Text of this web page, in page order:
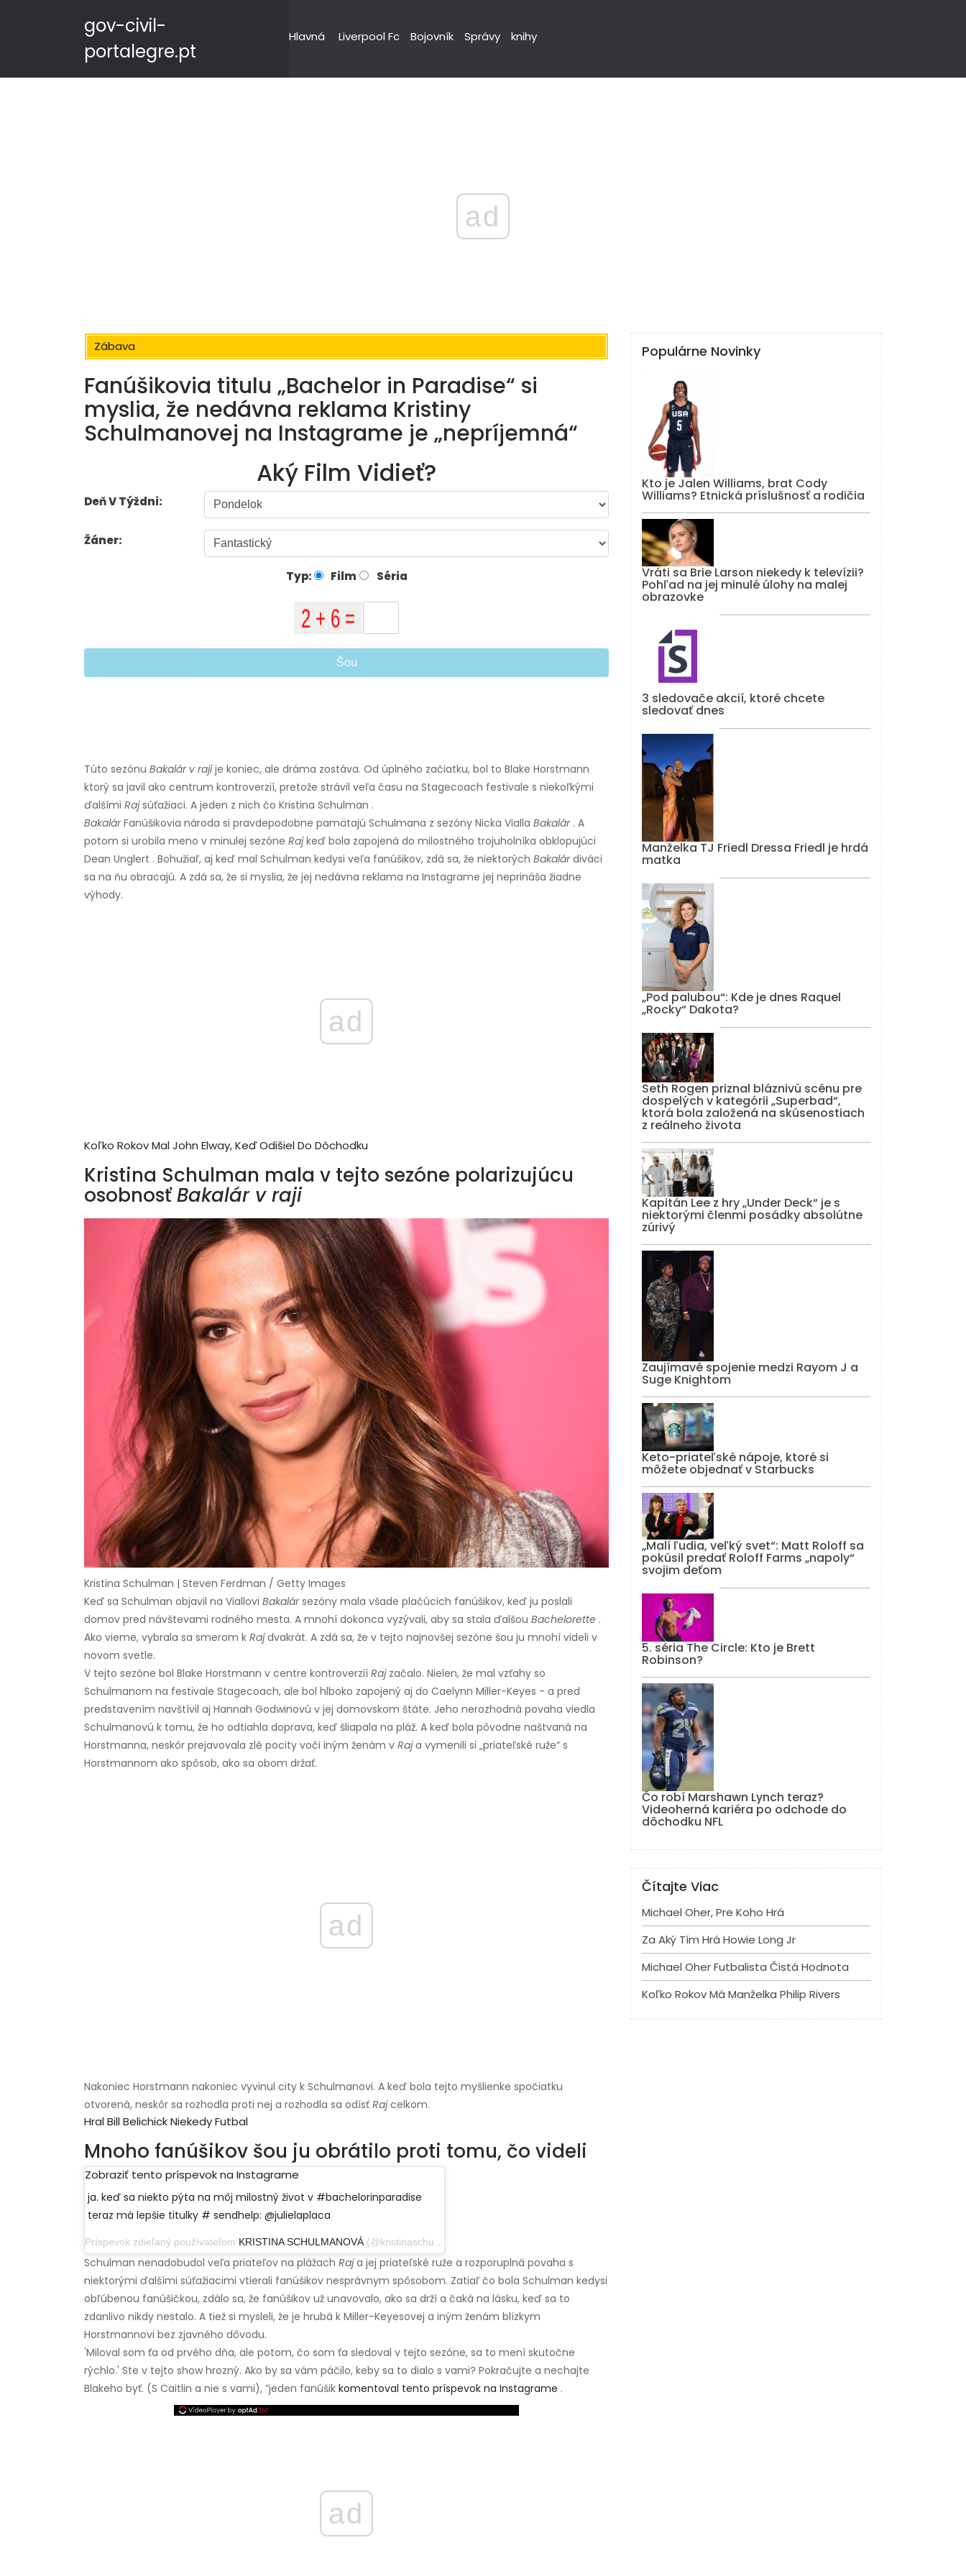
gov-civil-
portalegre.pt
Hlavná Liverpool Fc Bojovník Správy knihy
ad
Zábava
Fanúšikovia titulu „Bachelor in Paradise“ si
myslia, že nedávna reklama Kristiny
Schulmanovej na Instagrame je „nepríjemná“
Aký Film Vidieť?
Deň V Týždni:
Žáner:
Typ: Film Séria
Šou
Túto sezónu Bakalár v rajije koniec, ale dráma zostáva. Od úplného začiatku, bol to Blake Horstmann
ktorý sa javil ako centrum kontroverzií, pretože strávil veľa času na Stagecoach festivale s niekoľkými
ďalšími Rajsúťažiaci. A jeden z nich čo Kristina Schulman .
BakalárFanúšikovia národa si pravdepodobne pamätajú Schulmana z sezóny Nicka Vialla Bakalár. A
potom si urobila meno v minulej sezóne Rajkeď bola zapojená do milostného trojuholníka obklopujúci
Dean Unglert . Bohužiaľ, aj keď mal Schulman kedysi veľa fanúšikov, zdá sa, že niektorých Bakalárdiváci
sa na ňu obracajú. A zdá sa, že si myslia, že jej nedávna reklama na Instagrame jej neprináša žiadne
výhody.
ad
Koľko Rokov Mal John Elway, Keď Odišiel Do Dôchodku
Kristina Schulman mala v tejto sezóne polarizujúcu
osobnosťBakalár v raji
Kristina Schulman | Steven Ferdman / Getty Images
Keď sa Schulman objavil na Viallovi Bakalársezóny mala všade plačúcich fanúšikov, keď ju poslali
domov pred návštevami rodného mesta. A mnohí dokonca vyzývali, aby sa stala ďalšou Bachelorette .
Ako vieme, vybrala sa smerom k Rajdvakrát. A zdá sa, že v tejto najnovšej sezóne šou ju mnohí videli v
novom svetle.
V tejto sezóne bol Blake Horstmann v centre kontroverzií Rajzačalo. Nielen, že mal vzťahy so
Schulmanom na festivale Stagecoach, ale bol hlboko zapojený aj do Caelynn Miller-Keyes - a pred
predstavením navštívil aj Hannah Godwinovú v jej domovskom štáte. Jeho nerozhodná povaha viedla
Schulmanovú k tomu, že ho odtiahla doprava, keď šliapala na pláž. A keď bola pôvodne naštvaná na
Horstmanna, neskôr prejavovala zlé pocity voči iným ženám v Raja vymenili si „priateľské ruže“ s
Horstmannom ako spôsob, ako sa obom držať.
ad
Nakoniec Horstmann nakoniec vyvinul city k Schulmanovi. A keď bola tejto myšlienke spočiatku
otvorená, neskôr sa rozhodla proti nej a rozhodla sa odísť Rajcelkom.
Hral Bill Belichick Niekedy Futbal
Mnoho fanúšikov šou ju obrátilo proti tomu, čo videli
Zobraziť tento príspevok na Instagrame
ja. keď sa niekto pýta na môj milostný život v #bachelorinparadise ⁣⁣ ⁣⁣
teraz má lepšie titulky # sendhelp⁣: @julielaplaca
Príspevok zdieľaný používateľom KRISTINA SCHULMANOVÁ(@kristinaschulman) 19. augusta 2019 o 16:26 PDT
Schulman nenadobudol veľa priateľov na plážach Raja jej priateľské ruže a rozporuplná povaha s
niektorými ďalšími súťažiacimi vtierali fanúšikov nesprávnym spôsobom. Zatiaľ čo bola Schulman kedysi
obľúbenou fanúšičkou, zdálo sa, že fanúšikov už unavovalo, ako sa drží a čaká na lásku, keď sa to
zdanlivo nikdy nestalo. A tiež si mysleli, že je hrubá k Miller-Keyesovej a iným ženám blízkym
Horstmannovi bez zjavného dôvodu.
'Miloval som ťa od prvého dňa, ale potom, čo som ťa sledoval v tejto sezóne, sa to mení skutočne
rýchlo.' Ste v tejto show hrozný. Ako by sa vám páčilo, keby sa to dialo s vami? Pokračujte a nechajte
Blakeho byť. (S Caitlin a nie s vami), ”jeden fanúšik komentoval tento príspevok na Instagrame .
ad
Populárne Novinky
Kto je Jalen Williams, brat Cody
Williams? Etnická príslušnosť a rodičia
Vráti sa Brie Larson niekedy k televízii?
Pohľad na jej minulé úlohy na malej
obrazovke
3 sledovače akcií, ktoré chcete
sledovať dnes
Manželka TJ Friedl Dressa Friedl je hrdá
matka
„Pod palubou“: Kde je dnes Raquel
„Rocky“ Dakota?
Seth Rogen priznal bláznivú scénu pre
dospelých v kategórii „Superbad“,
ktorá bola založená na skúsenostiach
z reálneho života
Kapitán Lee z hry „Under Deck“ je s
niektorými členmi posádky absolútne
zúrivý
Zaujímavé spojenie medzi Rayom J a
Suge Knightom
Keto-priateľské nápoje, ktoré si
môžete objednať v Starbucks
„Malí ľudia, veľký svet“: Matt Roloff sa
pokúsil predať Roloff Farms „napoly“
svojim deťom
5. séria The Circle: Kto je Brett
Robinson?
Čo robí Marshawn Lynch teraz?
Videoherná kariéra po odchode do
dôchodku NFL
Čítajte Viac
Michael Oher, Pre Koho Hrá
Za Aký Tím Hrá Howie Long Jr
Michael Oher Futbalista Čistá Hodnota
Koľko Rokov Má Manželka Philip Rivers